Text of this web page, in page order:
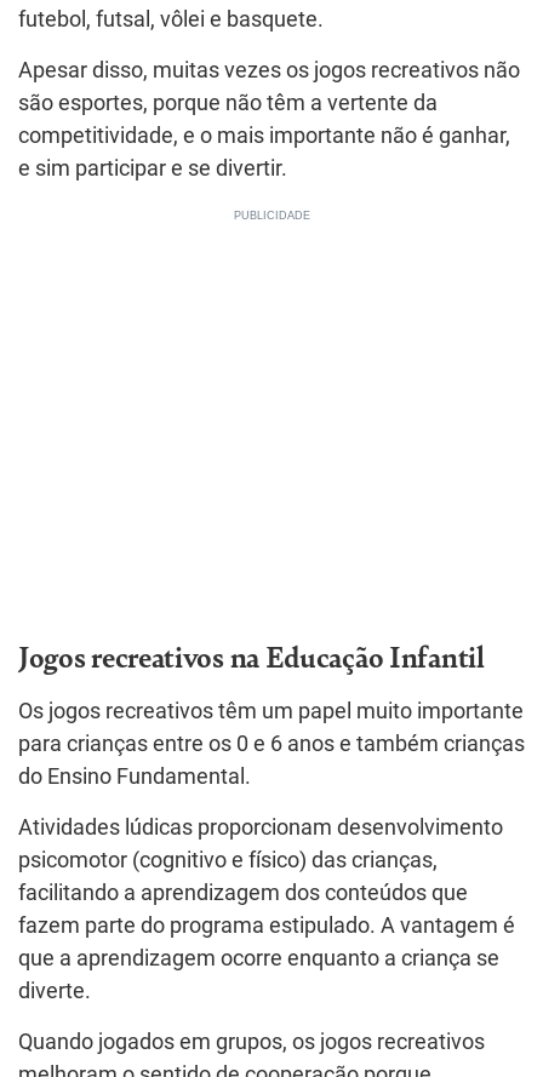
futebol, futsal, vôlei e basquete.
Apesar disso, muitas vezes os jogos recreativos não
são esportes, porque não têm a vertente da
competitividade, e o mais importante não é ganhar,
e sim participar e se divertir.
Jogos recreativos na Educação Infantil
Os jogos recreativos têm um papel muito importante
para crianças entre os 0 e 6 anos e também crianças
do Ensino Fundamental.
Atividades lúdicas proporcionam desenvolvimento
psicomotor (cognitivo e físico) das crianças,
facilitando a aprendizagem dos conteúdos que
fazem parte do programa estipulado. A vantagem é
que a aprendizagem ocorre enquanto a criança se
diverte.
Quando jogados em grupos, os jogos recreativos